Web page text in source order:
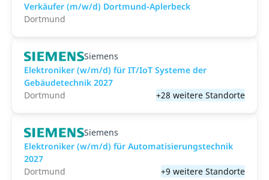
Verkäufer (m/w/d) Dortmund-Aplerbeck
Dortmund
Siemens
Elektroniker (w/m/d) für IT/IoT Systeme der
Gebäudetechnik 2027
Dortmund
+28 weitere Standorte
Siemens
Elektroniker (w/m/d) für Automatisierungstechnik
2027
Dortmund
+9 weitere Standorte